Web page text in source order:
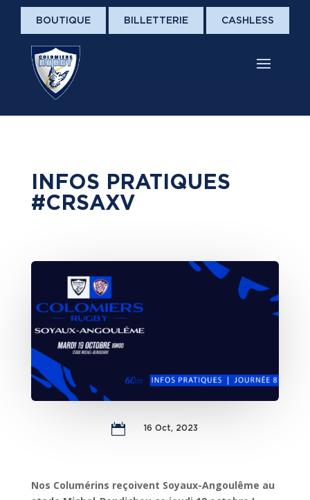
BOUTIQUE BILLETTERIE CASHLESS
INFOS PRATIQUES
#CRSAXV
 16 Oct, 2023
Nos Columérins reçoivent Soyaux-Angoulême au